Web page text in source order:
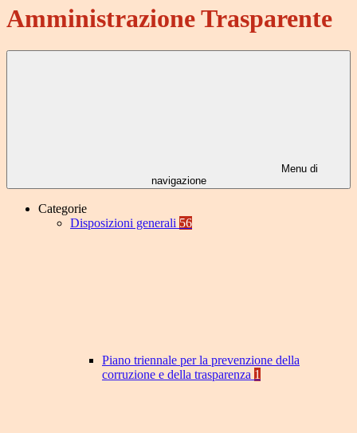
Amministrazione Trasparente
Menu di
navigazione
Categorie
Disposizioni generali 56
Piano triennale per la prevenzione della
corruzione e della trasparenza 1